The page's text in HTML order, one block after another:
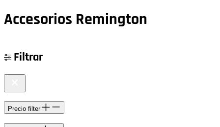
Accesorios Remington
Filtrar
Precio filter